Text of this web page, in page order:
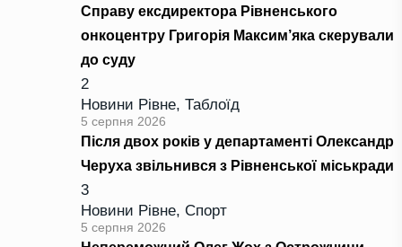
Справу ексдиректора Рівненського
онкоцентру Григорія Максим’яка скерували
до суду
2
Новини Рівне, Таблоїд
5 серпня 2026
Після двох років у департаменті Олександр
Черуха звільнився з Рівненської міськради
3
Новини Рівне, Спорт
5 серпня 2026